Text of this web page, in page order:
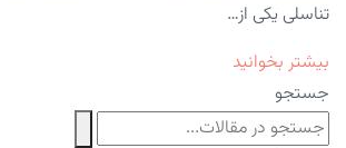
تناسلی یکی از…
بیشتر بخوانید
جستجو